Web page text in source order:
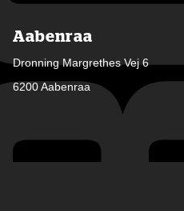
Aabenraa
Dronning Margrethes Vej 6
6200 Aabenraa